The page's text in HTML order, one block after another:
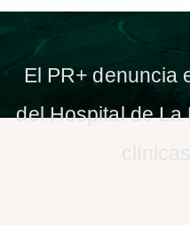
El PR+ denuncia
del Hospital de